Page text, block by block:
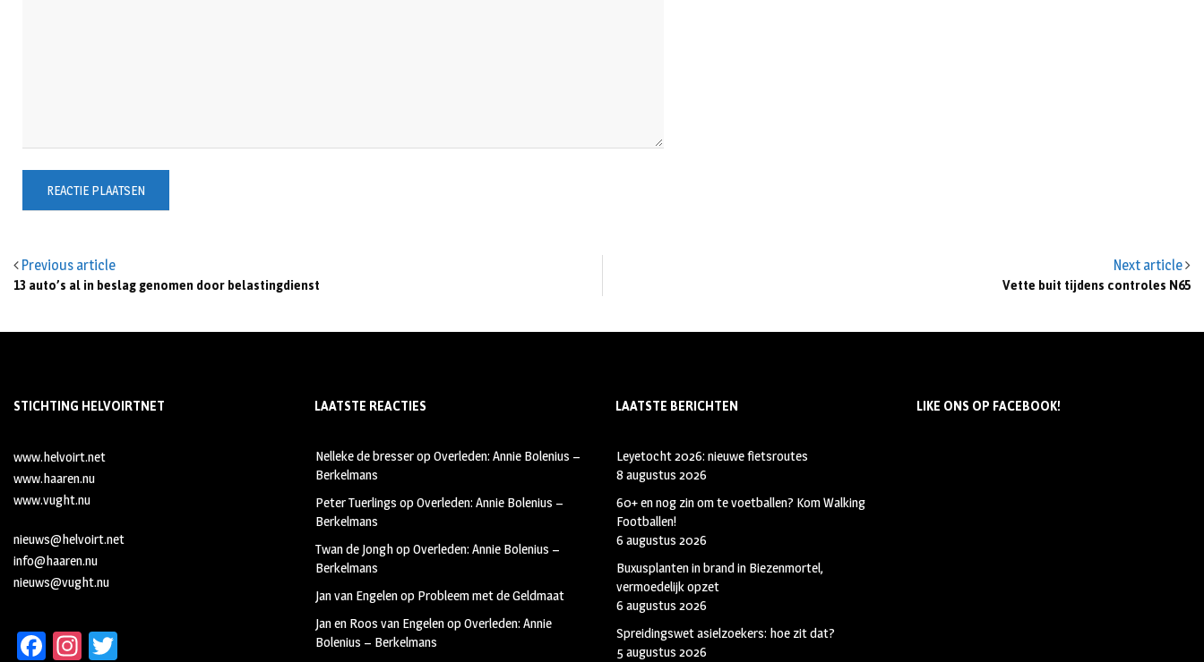
Previous article
13 auto’s al in beslag genomen door belastingdienst
Next article
Vette buit tijdens controles N65
STICHTING HELVOIRTNET
www.helvoirt.net
www.haaren.nu
www.vught.nu
nieuws@helvoirt.net
info@haaren.nu
nieuws@vught.nu
Fa In
LAATSTE REACTIES
Nelleke de bresseropOverleden: Annie Bolenius –
Berkelmans
Peter Tuerlings opOverleden: Annie Bolenius –
Berkelmans
Twan de JonghopOverleden: Annie Bolenius –
Berkelmans
Jan van Engelenop Probleem met de Geldmaat
Jan en Roos van EngelenopOverleden: Annie
Bolenius – Berkelmans
LAATSTE BERICHTEN
Leyetocht 2026: nieuwe fietsroutes
8 augustus 2026
60+ en nog zin om te voetballen? Kom Walking
Footballen!
6 augustus 2026
Buxusplanten in brand in Biezenmortel,
vermoedelijk opzet
6 augustus 2026
Spreidingswet asielzoekers: hoe zit dat?
5 augustus 2026
LIKE ONS OP FACEBOOK!